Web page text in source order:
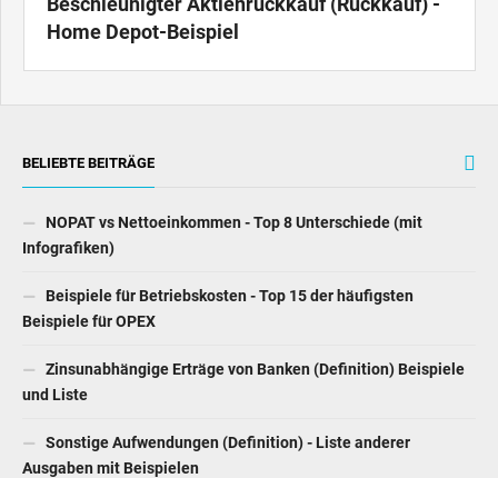
Home Depot-Beispiel
BELIEBTE BEITRÄGE
NOPAT vs Nettoeinkommen - Top 8 Unterschiede (mit
Infografiken)
Beispiele für Betriebskosten - Top 15 der häufigsten
Beispiele für OPEX
Zinsunabhängige Erträge von Banken (Definition) Beispiele
und Liste
Sonstige Aufwendungen (Definition) - Liste anderer
Ausgaben mit Beispielen